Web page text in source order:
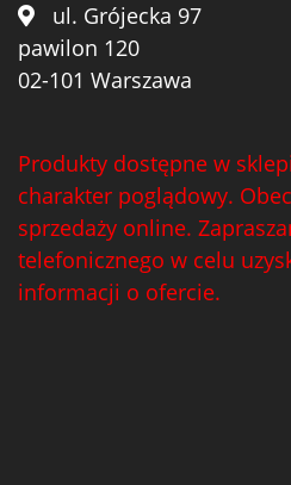
ul. Grójecka 97
pawilon 120
02-101 Warszawa
Produkty dostępne w
charakter poglądowy.
sprzedaży online.
telefonicznego w celu
informacji o ofercie.